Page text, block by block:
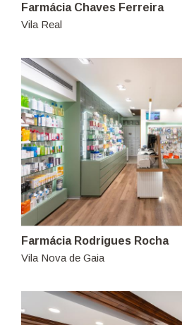
Farmácia Chaves Ferreira
Vila Real
Farmácia Rodrigues Rocha
Vila Nova de Gaia